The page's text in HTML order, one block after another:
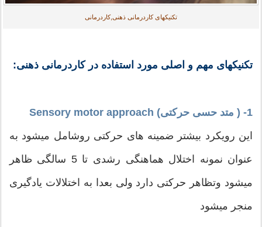
تکنیکهای کاردرمانی ذهنی,کاردرمانی
تکنیکهای مهم و اصلی مورد استفاده در کاردرمانی ذهنی:
1- ( متد حسی حرکتی) Sensory motor approach
این رویکرد بیشتر ضمینه های حرکتی روشامل میشود به
عنوان نمونه اختلال هماهنگی رشدی تا 5 سالگی ظاهر
میشود وتظاهر حرکتی دارد ولی بعدا به اختلالات یادگیری
منجر میشود